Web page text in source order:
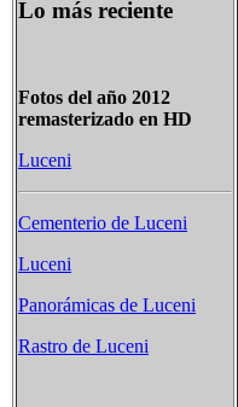
Lo más reciente
Fotos del año 2012
remasterizado en HD
Luceni
Cementerio de Luceni
Luceni
Panorámicas de Luceni
Rastro de Luceni